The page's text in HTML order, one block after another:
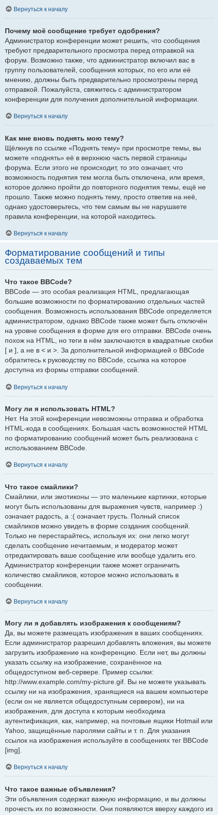
Вернуться к началу
Почему моё сообщение требует одобрения?
Администратор конференции может решить, что сообщения
требуют предварительного просмотра перед отправкой на
форум. Возможно также, что администратор включил вас в
группу пользователей, сообщения которых, по его или её
мнению, должны быть предварительно просмотрены перед
отправкой. Пожалуйста, свяжитесь с администратором
конференции для получения дополнительной информации.
Вернуться к началу
Как мне вновь поднять мою тему?
Щёлкнув по ссылке «Поднять тему» при просмотре темы, вы
можете «поднять» её в верхнюю часть первой страницы
форума. Если этого не происходит, то это означает, что
возможность поднятия тем могла быть отключена, или время,
которое должно пройти до повторного поднятия темы, ещё не
прошло. Также можно поднять тему, просто ответив на неё,
однако удостоверьтесь, что тем самым вы не нарушаете
правила конференции, на которой находитесь.
Вернуться к началу
Форматирование сообщений и типы
создаваемых тем
Что такое BBCode?
BBCode — это особая реализация HTML, предлагающая
большие возможности по форматированию отдельных частей
сообщения. Возможность использования BBCode определяется
администратором, однако BBCode также может быть отключён
на уровне сообщения в форме для его отправки. BBCode очень
похож на HTML, но теги в нём заключаются в квадратные скобки
[ и ], а не в < и >. За дополнительной информацией о BBCode
обратитесь к руководству по BBCode, ссылка на которое
доступна из формы отправки сообщений.
Вернуться к началу
Могу ли я использовать HTML?
Нет. На этой конференции невозможны отправка и обработка
HTML-кода в сообщениях. Большая часть возможностей HTML
по форматированию сообщений может быть реализована с
использованием BBCode.
Вернуться к началу
Что такое смайлики?
Смайлики, или эмотиконы — это маленькие картинки, которые
могут быть использованы для выражения чувств, например :)
означает радость, а :( означает грусть. Полный список
смайликов можно увидеть в форме создания сообщений.
Только не перестарайтесь, используя их: они легко могут
сделать сообщение нечитаемым, и модератор может
отредактировать ваше сообщение или вообще удалить его.
Администратор конференции также может ограничить
количество смайликов, которое можно использовать в
сообщении.
Вернуться к началу
Могу ли я добавлять изображения к сообщениям?
Да, вы можете размещать изображения в ваших сообщениях.
Если администратор разрешил добавлять вложения, вы можете
загрузить изображение на конференцию. Если нет, вы должны
указать ссылку на изображение, сохранённое на
общедоступном веб-сервере. Пример ссылки:
http://www.example.com/my-picture.gif. Вы не можете указывать
ссылку ни на изображения, хранящиеся на вашем компьютере
(если он не является общедоступным сервером), ни на
изображения, для доступа к которым необходима
аутентификация, как, например, на почтовые ящики Hotmail или
Yahoo, защищённые паролями сайты и т. п. Для указания
ссылок на изображения используйте в сообщениях тег BBCode
[img].
Вернуться к началу
Что такое важные объявления?
Эти объявления содержат важную информацию, и вы должны
прочесть их по возможности. Они появляются вверху каждого из